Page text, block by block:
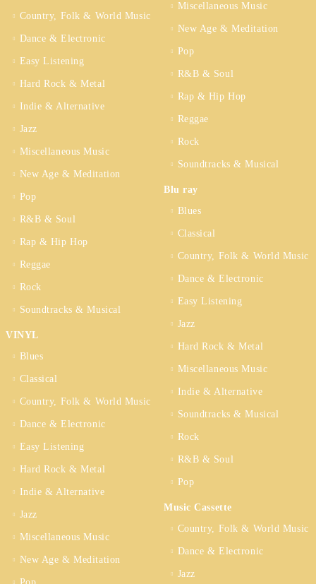
Country, Folk & World Music
Dance & Electronic
Easy Listening
Hard Rock & Metal
Indie & Alternative
Jazz
Miscellaneous Music
New Age & Meditation
Pop
R&B & Soul
Rap & Hip Hop
Reggae
Rock
Soundtracks & Musical
VINYL
Blues
Classical
Country, Folk & World Music
Dance & Electronic
Easy Listening
Hard Rock & Metal
Indie & Alternative
Jazz
Miscellaneous Music
New Age & Meditation
Miscellaneous Music
New Age & Meditation
Pop
R&B & Soul
Rap & Hip Hop
Reggae
Rock
Soundtracks & Musical
Blu ray
Blues
Classical
Country, Folk & World Music
Dance & Electronic
Easy Listening
Jazz
Hard Rock & Metal
Miscellaneous Music
Indie & Alternative
Soundtracks & Musical
Rock
R&B & Soul
Pop
Music Cassette
Country, Folk & World Music
Dance & Electronic
Jazz